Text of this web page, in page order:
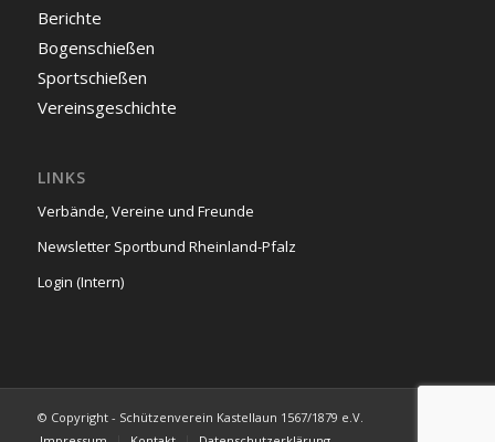
Berichte
Bogenschießen
Sportschießen
Vereinsgeschichte
LINKS
Verbände, Vereine und Freunde
Newsletter Sportbund Rheinland-Pfalz
Login (Intern)
© Copyright - Schützenverein Kastellaun 1567/1879 e.V.